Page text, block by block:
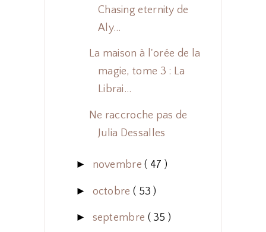
Chasing eternity de
Aly...
La maison à l'orée de la
magie, tome 3 : La
Librai...
Ne raccroche pas de
Julia Dessalles
► novembre( 47 )
► octobre ( 53 )
► septembre ( 35 )